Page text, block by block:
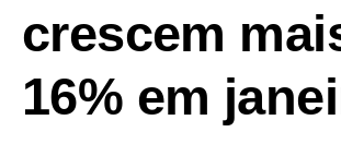
crescem
16% em